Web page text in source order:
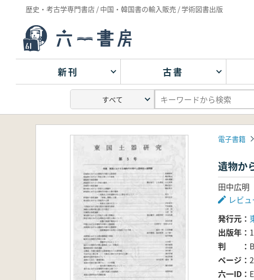
歴史・考古学専門書店 / 中国・韓国書の輸入販売 / 学術図書出版
新刊 古書
電子書籍
遺物か
田中広
レビ
発行元
出版年
判
ページ
六一ID